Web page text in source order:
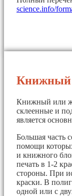
science.info/
Книжный
Книжный или
склеенные и
является
Большая часть
помощи
и книжного
печать в 1-2
стороны. При
краски. В
одной или с